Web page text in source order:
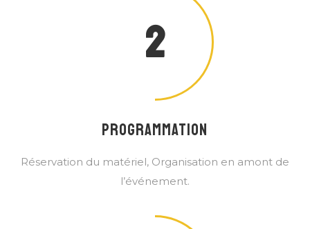
2
PROGRAMMATION
Réservation du matériel, Organisation en amont de
l’événement.